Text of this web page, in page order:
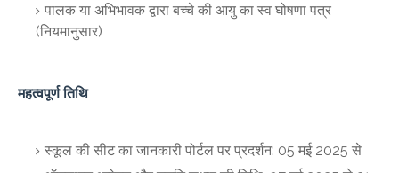
पालक या अभिभावक द्वारा बच्चे की आयु का स्व घोषणा पत्र
(नियमानुसार)
महत्वपूर्ण तिथि
स्कूल की सीट का जानकारी पोर्टल पर प्रदर्शन: 05 मई 2025 से